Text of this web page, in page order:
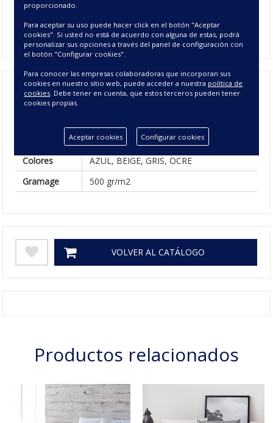
26 - GRIS
Composición
.50X70 cm, 140X180 CMS, 30X50 cm,
50X50 cm
Colores
AZUL, BEIGE, GRIS, OCRE
Gramage
500 gr/m2
VOLVER AL CATÁLOGO
Productos relacionados
proporcionado.
Para aceptar su uso puede hacer click en el botón "Aceptar
cookies". Si usted no está de acuerdo con alguna de estas, podrá
personalizar sus opciones a través del panel de configuración con
el botón "Configurar cookies".
Para conocer las empresas colaboradoras que incorporan sus
cookies en nuestro sitio web, puede acceder a nuestra política de
cookies. Debe tener en cuenta, que estos terceros pueden tener
cookies propias.
Aceptar cookies Configurar cookies